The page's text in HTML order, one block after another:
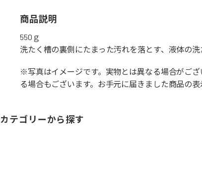
商品説明
550ｇ
洗たく槽の裏側にたまった汚れを落とす、液体の
※写真はイメージです。実物とは異なる場合がご
る場合もございます。お手元に届きました商品の
カテゴリーから探す